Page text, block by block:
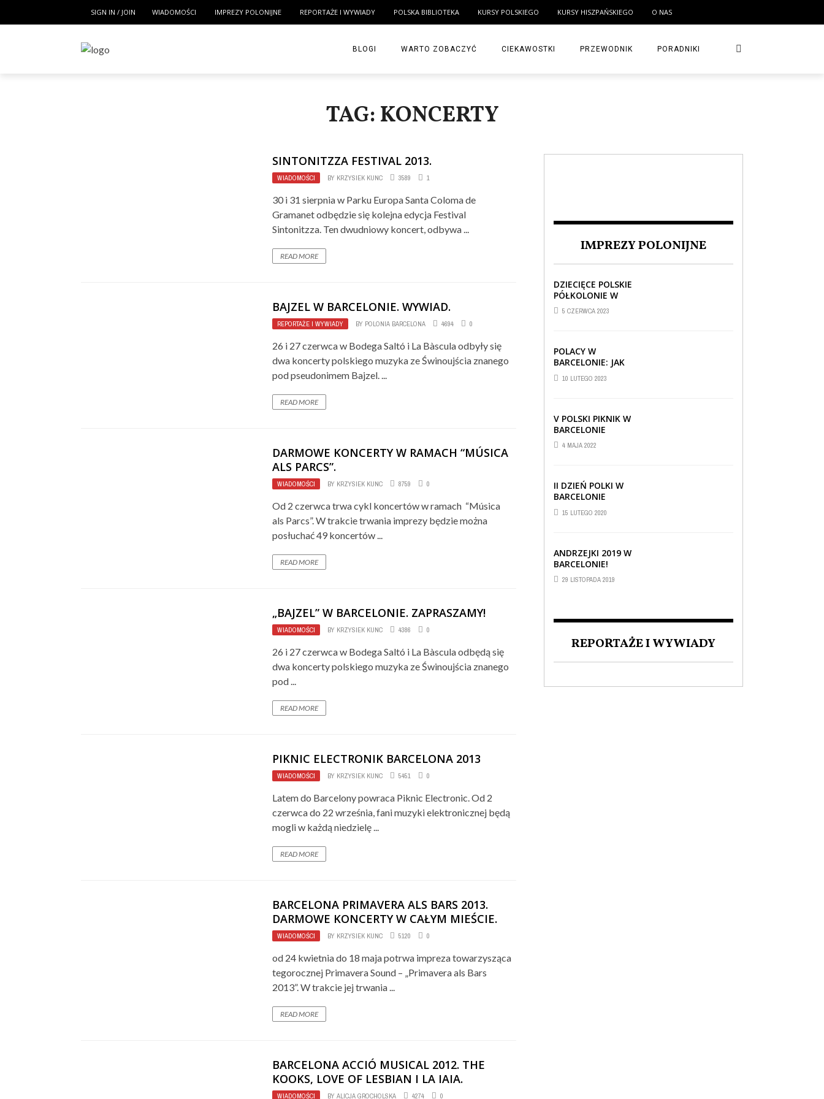
SIGN IN / JOIN WIADOMOŚCI IMPREZY POLONIJNE REPORTAŻE I WYWIADY POLSKA BIBLIOTEKA KURSY POLSKIEGO KURSY HISZPAŃSKIEGO O NAS
BLOGI WARTO ZOBACZYĆ CIEKAWOSTKI PRZEWODNIK PORADNIKI
TAG: KONCERTY
SINTONITZZA FESTIVAL 2013.
WIADOMOŚCI BY KRZYSIEK KUNC 3589 1
30 i 31 sierpnia w Parku Europa Santa Coloma de
Gramanet odbędzie się kolejna edycja Festival
Sintonitzza. Ten dwudniowy koncert, odbywa ...
READ MORE
BAJZEL W BARCELONIE. WYWIAD.
REPORTAŻE I WYWIADY BY POLONIA BARCELONA 4694 0
26 i 27 czerwca w Bodega Saltó i La Bàscula odbyły się
dwa koncerty polskiego muzyka ze Świnoujścia znanego
pod pseudonimem Bajzel. ...
READ MORE
DARMOWE KONCERTY W RAMACH “MÚSICA
ALS PARCS”.
WIADOMOŚCI BY KRZYSIEK KUNC 8759 0
Od 2 czerwca trwa cykl koncertów w ramach “Música
als Parcs”. W trakcie trwania imprezy będzie można
posłuchać 49 koncertów ...
READ MORE
„BAJZEL” W BARCELONIE. ZAPRASZAMY!
WIADOMOŚCI BY KRZYSIEK KUNC 4386 0
26 i 27 czerwca w Bodega Saltó i La Bàscula odbędą się
dwa koncerty polskiego muzyka ze Świnoujścia znanego
pod ...
READ MORE
PIKNIC ELECTRONIK BARCELONA 2013
WIADOMOŚCI BY KRZYSIEK KUNC 5451 0
Latem do Barcelony powraca Piknic Electronic. Od 2
czerwca do 22 września, fani muzyki elektronicznej będą
mogli w każdą niedzielę ...
READ MORE
BARCELONA PRIMAVERA ALS BARS 2013.
DARMOWE KONCERTY W CAŁYM MIEŚCIE.
WIADOMOŚCI BY KRZYSIEK KUNC 5120 0
od 24 kwietnia do 18 maja potrwa impreza towarzysząca
tegorocznej Primavera Sound – „Primavera als Bars
2013”. W trakcie jej trwania ...
READ MORE
BARCELONA ACCIÓ MUSICAL 2012. THE
KOOKS, LOVE OF LESBIAN I LA IAIA.
WIADOMOŚCI BYALICJA GROCHOLSKA 4274 0
IMPREZY POLONIJNE
DZIECIĘCE POLSKIE
PÓŁKOLONIE W
BARCELONIE
5 CZERWCA 2023
POLACY W
BARCELONIE: JAK
RADZĄ SOBIE ZA
GRANICĄ
10 LUTEGO 2023
V POLSKI PIKNIK W
BARCELONIE
4 MAJA 2022
II DZIEŃ POLKI W
BARCELONIE
15 LUTEGO 2020
ANDRZEJKI 2019 W
BARCELONIE!
29 LISTOPADA 2019
REPORTAŻE I WYWIADY
MIŁOŚCI DO NASZEGO
JĘZYKA I FASCYNACJI
POLSKĄ KULTURĄ.